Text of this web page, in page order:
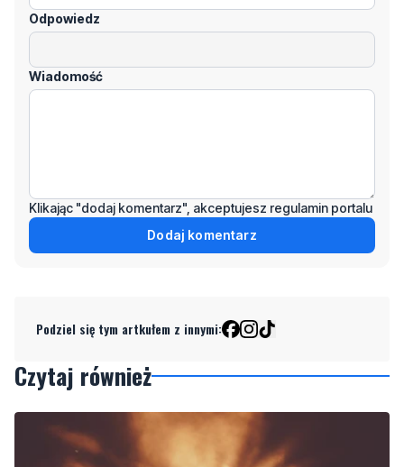
Odpowiedz
Wiadomość
Klikając "dodaj komentarz", akceptujesz regulamin portalu
Dodaj komentarz
Podziel się tym artkułem z innymi:
Czytaj również